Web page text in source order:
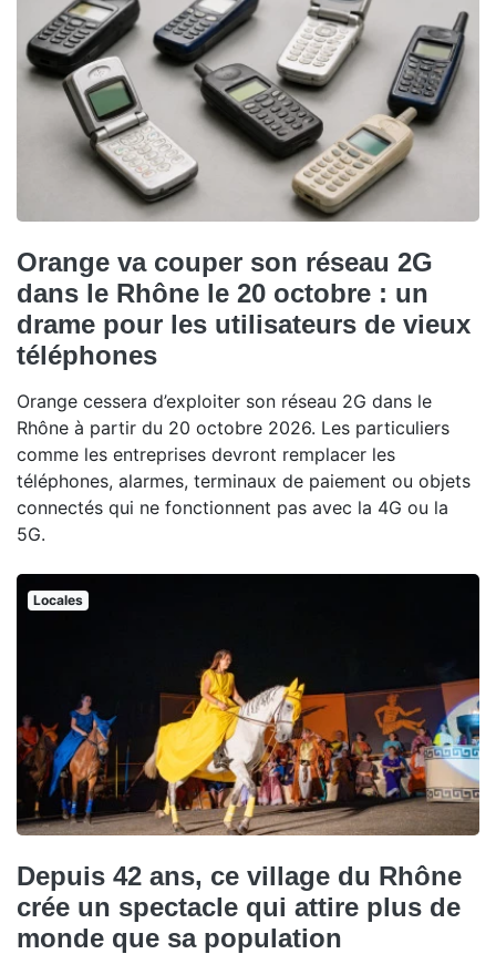
Orange va couper son réseau 2G
dans le Rhône le 20 octobre : un
drame pour les utilisateurs de vieux
téléphones
Orange cessera d’exploiter son réseau 2G dans le
Rhône à partir du 20 octobre 2026. Les particuliers
comme les entreprises devront remplacer les
téléphones, alarmes, terminaux de paiement ou objets
connectés qui ne fonctionnent pas avec la 4G ou la
5G.
Locales
Depuis 42 ans, ce village du Rhône
crée un spectacle qui attire plus de
monde que sa population